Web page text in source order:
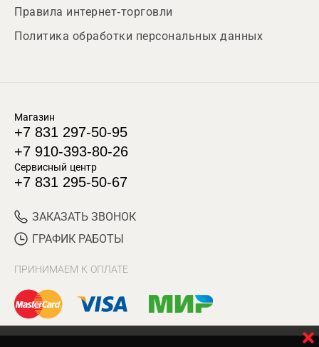
Правила интернет-торговли
Политика обработки персональных данных
Магазин
+7 831 297-50-95
+7 910-393-80-26
Сервисный центр
+7 831 295-50-67
ЗАКАЗАТЬ ЗВОНОК
ГРАФИК РАБОТЫ
ПРИНИМАЕМ К ОПЛАТЕ